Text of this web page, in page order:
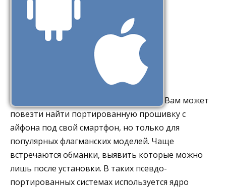
Вам может
повезти найти портированную прошивку с
айфона под свой смартфон, но только для
популярных флагманских моделей. Чаще
встречаются обманки, выявить которые можно
лишь после установки. В таких псевдо-
портированных системах используется ядро